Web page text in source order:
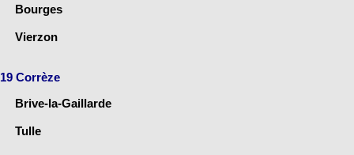
Bourges
Vierzon
19 Corrèze
Brive-la-Gaillarde
Tulle